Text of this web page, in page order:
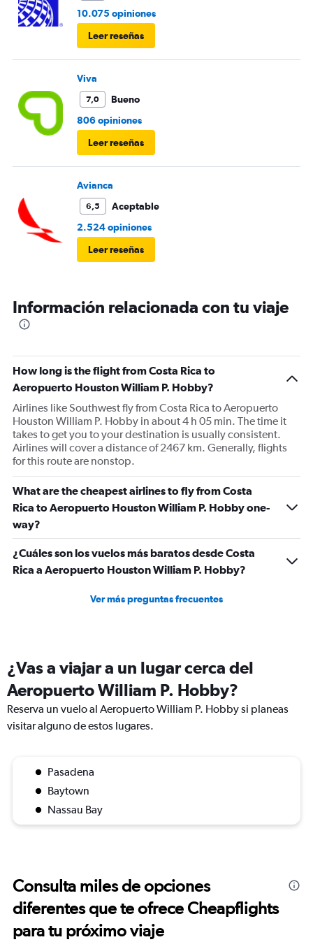
10.075 opiniones
Leer reseñas
Viva
7,0
Bueno
806 opiniones
Leer reseñas
Avianca
6,5
Aceptable
2.524 opiniones
Leer reseñas
Información relacionada con tu viaje
How long is the flight from Costa Rica to
Aeropuerto Houston William P. Hobby?
Airlines like Southwest fly from Costa Rica to Aeropuerto
Houston William P. Hobby in about 4 h 05 min. The time it
takes to get you to your destination is usually consistent.
Airlines will cover a distance of 2467 km. Generally, flights
for this route are nonstop.
What are the cheapest airlines to fly from Costa
Rica to Aeropuerto Houston William P. Hobby one-
way?
¿Cuáles son los vuelos más baratos desde Costa
Rica a Aeropuerto Houston William P. Hobby?
Ver más preguntas frecuentes
¿Vas a viajar a un lugar cerca del
Aeropuerto William P. Hobby?
Reserva un vuelo al Aeropuerto William P. Hobby si planeas
visitar alguno de estos lugares.
Pasadena
Baytown
Nassau Bay
Consulta miles de opciones
diferentes que te ofrece Cheapflights
para tu próximo viaje